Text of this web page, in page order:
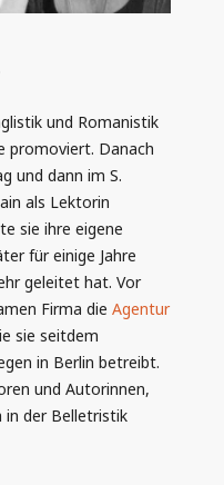
und Romanistik
promoviert. Danach
und dann im S.
als Lektorin
sie ihre eigene
für einige Jahre
geleitet hat. Vor
Firma die Agentur
sie seitdem
in Berlin betreibt.
und Autorinnen,
in der Belletristik